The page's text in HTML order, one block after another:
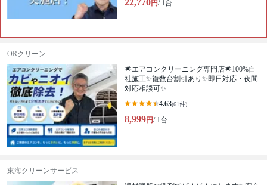
円/ 1台
ORクリーン
🌟エアコンクリーニング専門店🌟100%自
社施工✨複数台割引あり✨即日対応・夜間
対応相談可✨
4.63(61件)
8,999円/ 1台
東海クリーンサービス